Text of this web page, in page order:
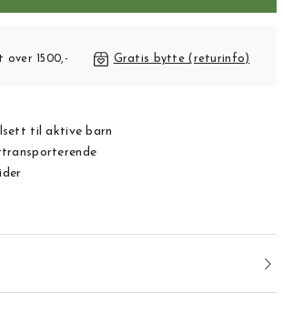
1500,- Gratis bytte (returinfo)
til aktive barn